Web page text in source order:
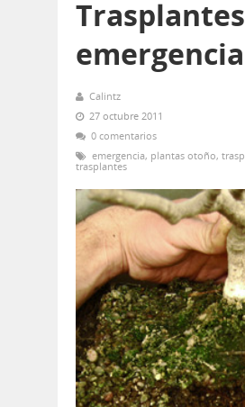
emergencia
Calintz
27 octubre 2011
0 comentarios
emergencia, plantas otoño,
trasplantes